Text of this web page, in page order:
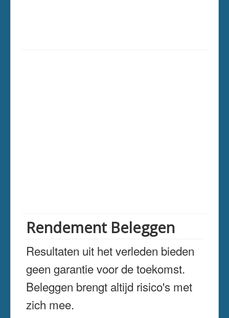
Rendement Beleggen
Resultaten uit het verleden bieden
geen garantie voor de toekomst.
Beleggen brengt altijd risico's met
zich mee.